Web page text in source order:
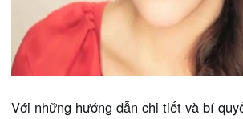
Với những hướng dẫn chi tiết và bí